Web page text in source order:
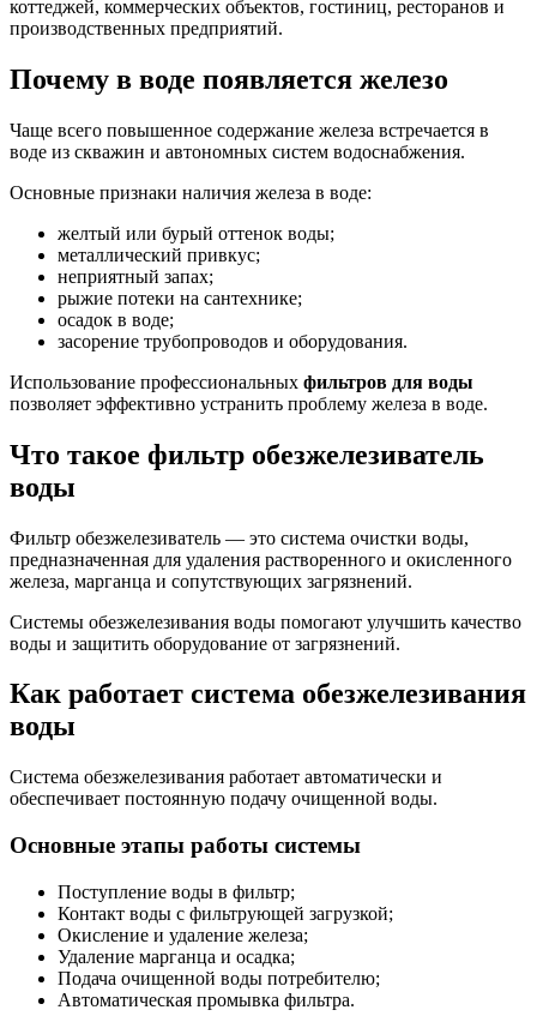
коттеджей, коммерческих объектов, гостиниц, ресторанов и
производственных предприятий.
Почему в воде появляется железо
Чаще всего повышенное содержание железа встречается в
воде из скважин и автономных систем водоснабжения.
Основные признаки наличия железа в воде:
желтый или бурый оттенок воды;
металлический привкус;
неприятный запах;
рыжие потеки на сантехнике;
осадок в воде;
засорение трубопроводов и оборудования.
Использование профессиональных фильтров для воды
позволяет эффективно устранить проблему железа в воде.
Что такое фильтр обезжелезиватель
воды
Фильтр обезжелезиватель — это система очистки воды,
предназначенная для удаления растворенного и окисленного
железа, марганца и сопутствующих загрязнений.
Системы обезжелезивания воды помогают улучшить качество
воды и защитить оборудование от загрязнений.
Как работает система обезжелезивания
воды
Система обезжелезивания работает автоматически и
обеспечивает постоянную подачу очищенной воды.
Основные этапы работы системы
Поступление воды в фильтр;
Контакт воды с фильтрующей загрузкой;
Окисление и удаление железа;
Удаление марганца и осадка;
Подача очищенной воды потребителю;
Автоматическая промывка фильтра.